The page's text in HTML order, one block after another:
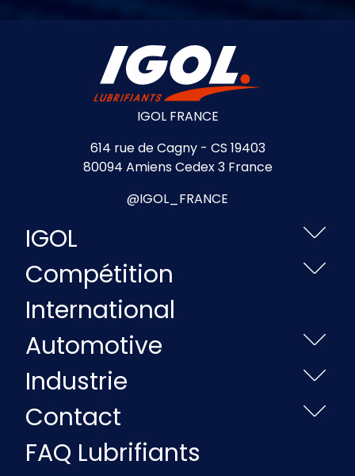
IGOL FRANCE
614 rue de Cagny - CS 19403
80094 Amiens Cedex 3 France
@IGOL_FRANCE
IGOL
Compétition
International
Automotive
Industrie
Contact
FAQ Lubrifiants